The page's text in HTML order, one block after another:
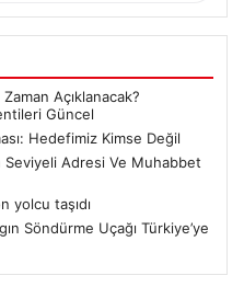
Açıklanacak?
Güncel
Hedefimiz Kimse Değil
Seviyeli Adresi Ve Muhabbet
yolcu taşıdı
Söndürme Uçağı Türkiye’ye